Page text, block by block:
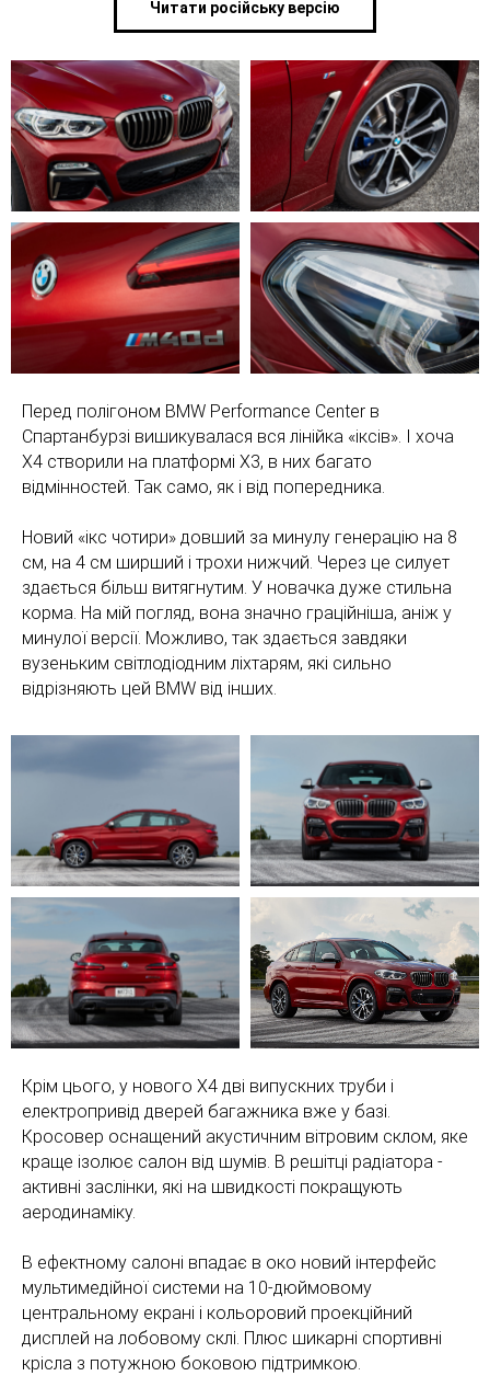
Читати російську версію
Перед полігоном BMW Performance Center в
Спартанбурзі вишикувалася вся лінійка «іксів». І хоча
Х4 створили на платформі Х3, в них багато
відмінностей. Так само, як і від попередника.
Новий «ікс чотири» довший за минулу генерацію на 8
см, на 4 см ширший і трохи нижчий. Через це силует
здається більш витягнутим. У новачка дуже стильна
корма. На мій погляд, вона значно граційніша, аніж у
минулої версії. Можливо, так здається завдяки
вузеньким світлодіодним ліхтарям, які сильно
відрізняють цей BMW від інших.
Крім цього, у нового Х4 дві випускних труби і
електропривід дверей багажника вже у базі.
Кросовер оснащений акустичним вітровим склом, яке
краще ізолює салон від шумів. В решітці радіатора -
активні заслінки, які на швидкості покращують
аеродинаміку.
В ефектному салоні впадає в око новий інтерфейс
мультимедійної системи на 10-дюймовому
центральному екрані і кольоровий проекційний
дисплей на лобовому склі. Плюс шикарні спортивні
крісла з потужною боковою підтримкою.